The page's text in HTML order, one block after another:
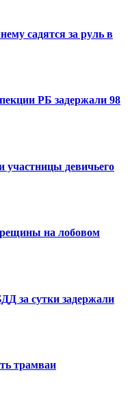
садятся за руль в
РБ задержали 98
девичьего
на лобовом
за сутки задержали
трамваи